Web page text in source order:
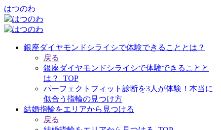
はつのわ
銀座ダイヤモンドシライシで体験できることとは？
戻る
銀座ダイヤモンドシライシで体験できることと
は？_TOP
パーフェクトフィット診断を3人が体験！本当に
似合う指輪の見つけ方
結婚指輪をエリアから見つける
戻る